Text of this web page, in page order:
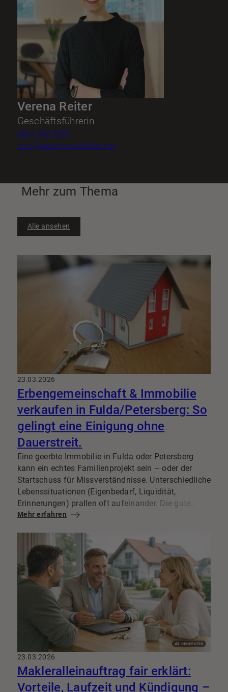
Verena Reiter
Geschäftsführerin
0661-9012870
info@reiter-immobilien.net
Mehr zum Thema
Alle ansehen
23.03.2026
Erbengemeinschaft & Immobilie
verkaufen in Fulda/Petersberg: So
gelingt eine Einigung ohne
Dauerstreit.
Eine geerbte Immobilie in Fulda oder Petersberg
kann ein echtes Familienprojekt sein – oder der
Startschuss für Missverständnisse. Unterschiedliche
Lebenssituationen (Eigenbedarf, Liquidität,
Erinnerungen) prallen oft aufeinander. Die gute
Nachricht: Mit klaren Regeln, transparenter
Vorgehensweise lässt sich derImmobilienverkauf
aus der Erbengemeinschaftin vielen Fällen fair und
zügig organisieren.
Mehr erfahren
23.03.2026
Makleralleinauftrag fair erklärt:
Vorteile, Laufzeit und Kündigung –